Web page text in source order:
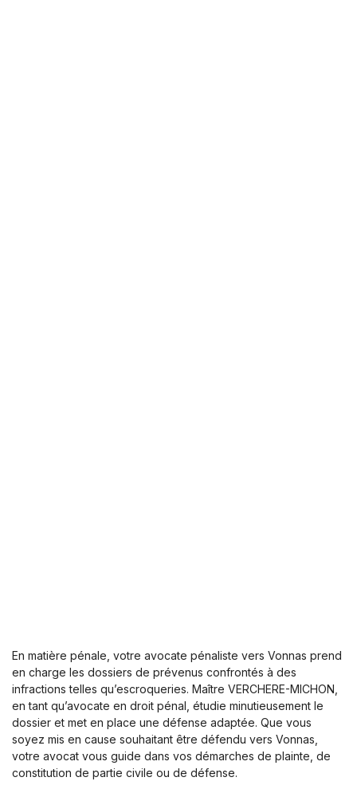
En matière pénale, votre avocate pénaliste vers Vonnas prend
en charge les dossiers de prévenus confrontés à des
infractions telles qu’escroqueries. Maître VERCHERE-MICHON,
en tant qu’avocate en droit pénal, étudie minutieusement le
dossier et met en place une défense adaptée. Que vous
soyez mis en cause souhaitant être défendu vers Vonnas,
votre avocat vous guide dans vos démarches de plainte, de
constitution de partie civile ou de défense.